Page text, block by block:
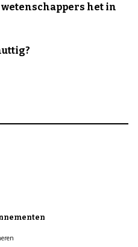
het in